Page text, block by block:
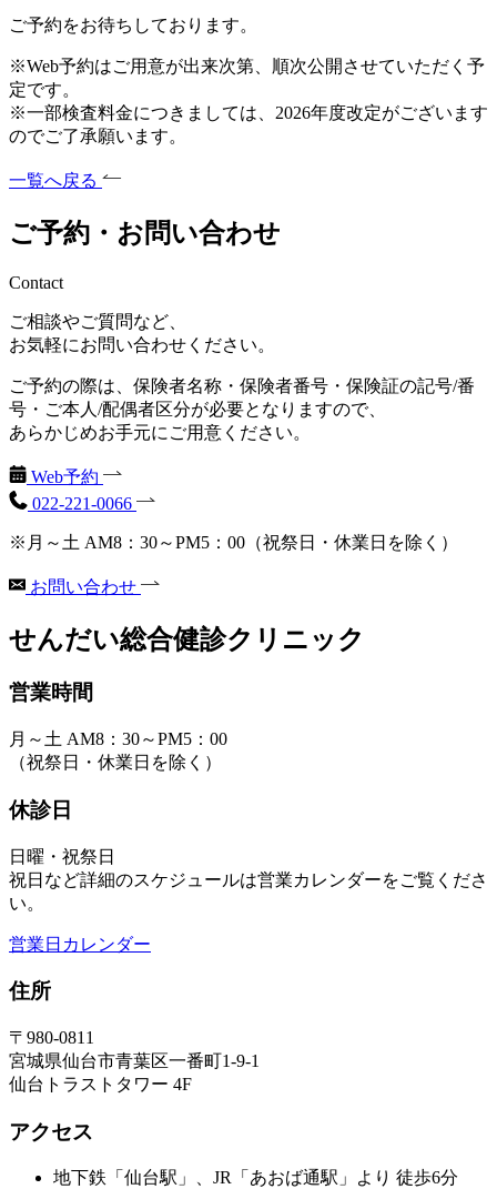
ご予約をお待ちしております。
※Web予約はご用意が出来次第、順次公開させていただく予
定です。
※一部検査料金につきましては、2026年度改定がございます
のでご了承願います。
一覧へ戻る
ご予約・お問い合わせ
Contact
ご相談やご質問など、
お気軽にお問い合わせください。
ご予約の際は、保険者名称・保険者番号・保険証の記号/番
号・ご本人/配偶者区分が必要となりますので、
あらかじめお手元にご用意ください。
Web予約
022-221-0066
※月～土 AM8：30～PM5：00（祝祭日・休業日を除く）
お問い合わせ
せんだい総合健診クリニック
営業時間
月～土 AM8：30～PM5：00
（祝祭日・休業日を除く）
休診日
日曜・祝祭日
祝日など詳細のスケジュールは営業カレンダーをご覧くださ
い。
営業日カレンダー
住所
〒980-0811
宮城県仙台市青葉区一番町1-9-1
仙台トラストタワー 4F
アクセス
地下鉄「仙台駅」、JR「あおば通駅」より 徒歩6分